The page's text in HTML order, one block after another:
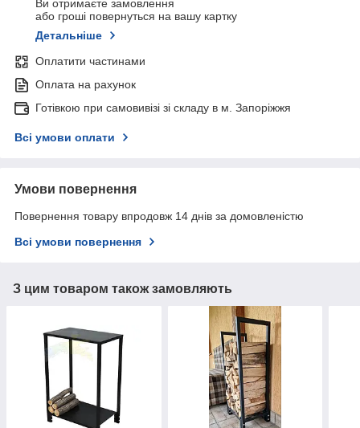
Ви отримаєте замовлення
або гроші повернуться на вашу картку
Детальніше
Оплатити частинами
Оплата на рахунок
Готівкою при самовивізі зі складу в м. Запоріжжя
Всі умови оплати
Умови повернення
Повернення товару впродовж 14 днів за домовленістю
Всі умови повернення
З цим товаром також замовляють